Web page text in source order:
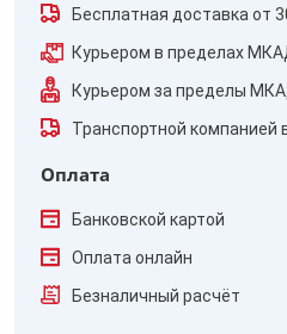
Бесплатная доставка от
Курьером в пределах
Курьером за пределы
Транспортной компанией
Оплата
Банковской картой
Оплата онлайн
Безналичный расчёт